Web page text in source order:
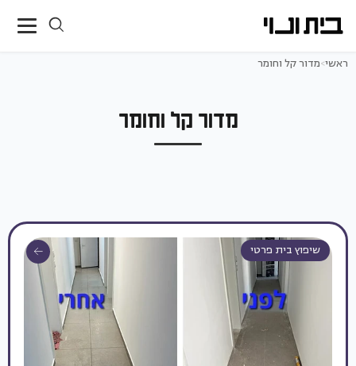
ראשי>מדור קל וחומר
מדור קל וחומר
שיפוץ בית פרטי